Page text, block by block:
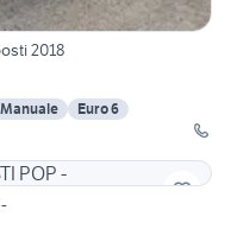
2018
Manuale
Euro 6